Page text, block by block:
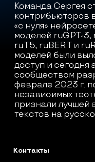
Команда Сергея
контрибьюторов
«с нуля»
моделей ruGPT-3,
ruT5, ruBERT и
моделей были
доступ и сегодня
сообществом
феврале 2023 г.
независимых
признали лучшей
текстов на
Контакты